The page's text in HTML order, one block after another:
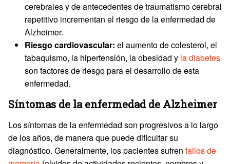
cerebrales y de antecedentes de traumatismo cerebral
repetitivo incrementan el riesgo de la enfermedad de
Alzheimer.
Riesgo cardiovascular: el aumento de colesterol, el
tabaquismo, la hipertensión, la obesidad y la diabetes
son factores de riesgo para el desarrollo de esta
enfermedad.
Síntomas de la enfermedad de Alzheimer
Los síntomas de la enfermedad son progresivos a lo largo
de los años, de manera que puede dificultar su
diagnóstico. Generalmente, los pacientes sufren fallos de